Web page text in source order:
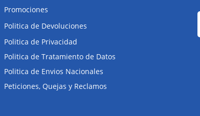
Promociones
Politica de Devoluciones
Politica de Privacidad
Politica de Tratamiento de Datos
Politica de Envios Nacionales
Peticiones, Quejas y Reclamos